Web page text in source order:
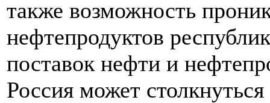
также возможность
нефтепродуктов
поставок нефти и
Россия может